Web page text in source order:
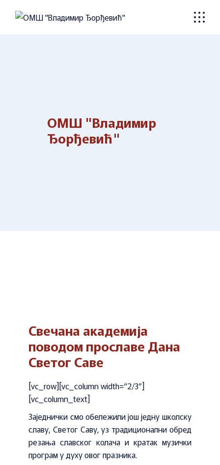
ОМШ "Владимир
Ђорђевић"
Свечана академија
поводом прославе Дана
Светог Саве
[vc_row][vc_column width=“2/3″]
[vc_column_text]
Заједнички смо обележили још једну школску
славу, Светог Саву, уз традиционални обред
резања славског колача и кратак музички
програм у духу овог празника.